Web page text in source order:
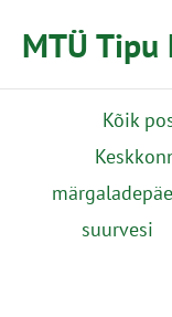
MTÜ Tipu
Kõik
suurvesi